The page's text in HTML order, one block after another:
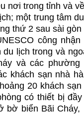
nơi trong tỉnh và
một trung tâm
thứ 2 sau sài gòn
công
lịch trong và
và các phường
khách sạn nhà
20 khách
có thiết bị
bờ biển Bãi